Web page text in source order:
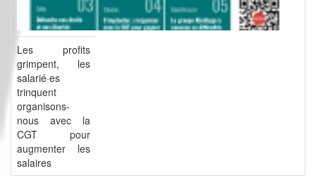
Les profits
grimpent, les
salarié·es
trinquent
organisons-
nous avec la
CGT pour
augmenter les
salaires